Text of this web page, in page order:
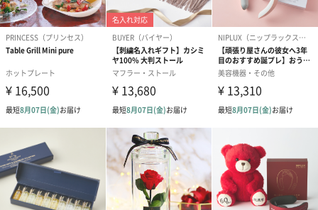
シーズンブーケ（ひま
わり）（1,880円）
ブーケ（ホワイトグリ
ーン）（1,650円）
ブーケ（ピン
（1,650円）
ドライフラワー・プリザーブドフラワー
自然のお花で作ったドライフラワー・プリザーブドフラワーを同
梱します。
一部花材が写真と異なる場合がございます。予めご了承くださ
い。パッケージに入れてお届けします。